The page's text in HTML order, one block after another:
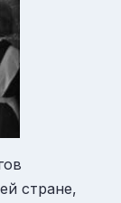
стране,